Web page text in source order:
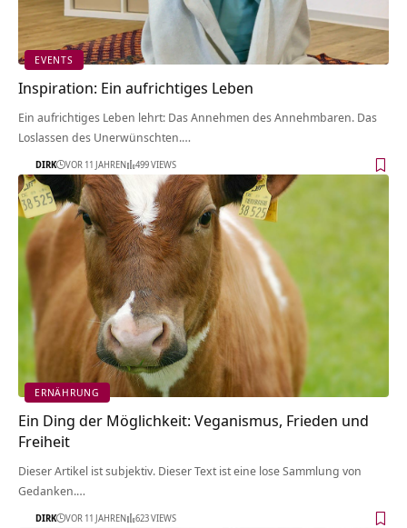
EVENTS
Inspiration: Ein aufrichtiges Leben
Ein aufrichtiges Leben lehrt: Das Annehmen des Annehmbaren. Das
Loslassen des Unerwünschten.…
DIRK VOR 11 JAHREN 499 VIEWS
ERNÄHRUNG
Ein Ding der Möglichkeit: Veganismus, Frieden und
Freiheit
Dieser Artikel ist subjektiv. Dieser Text ist eine lose Sammlung von
Gedanken.…
DIRK VOR 11 JAHREN 623 VIEWS